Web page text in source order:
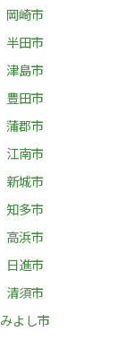
岡崎市
半田市
津島市
豊田市
蒲郡市
江南市
新城市
知多市
高浜市
日進市
清須市
みよし市